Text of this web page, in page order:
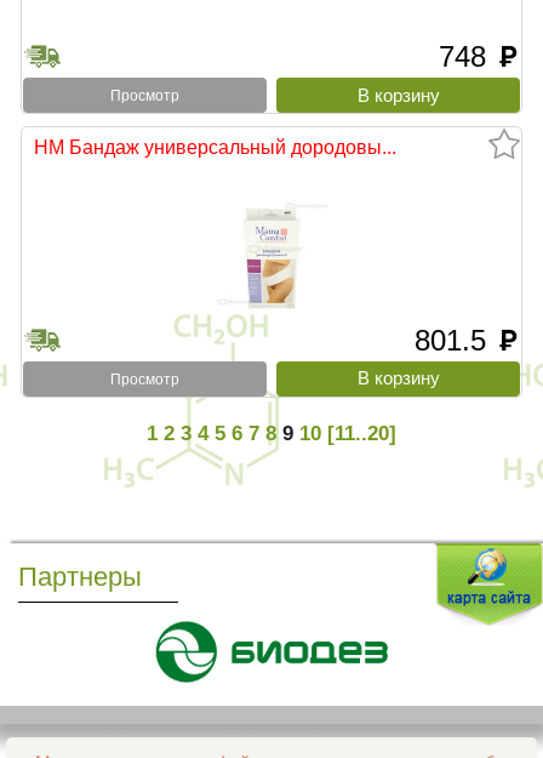
748 руб
Просмотр
НМ Бандаж универсальный дородовы...
801.5 руб
Просмотр
1 2 3 4 5 6 7 8 9 10 [11..20]
Партнеры